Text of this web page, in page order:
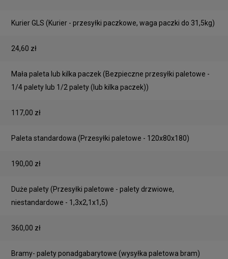
Kurier GLS (Kurier - przesyłki paczkowe, waga paczki do 31,5kg)
24,60 zł
Mała paleta lub kilka paczek(Bezpieczne przesyłki paletowe -
1/4 palety lub 1/2 palety (lub kilka paczek))
117,00 zł
Paleta standardowa (Przesyłki paletowe - 120x80x180)
190,00 zł
Duże palety(Przesyłki paletowe - palety drzwiowe,
niestandardowe - 1,3x2,1x1,5)
360,00 zł
Bramy- palety ponadgabarytowe (wysyłka paletowa bram)